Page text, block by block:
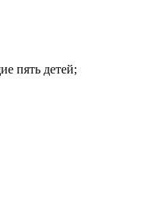
пять детей;